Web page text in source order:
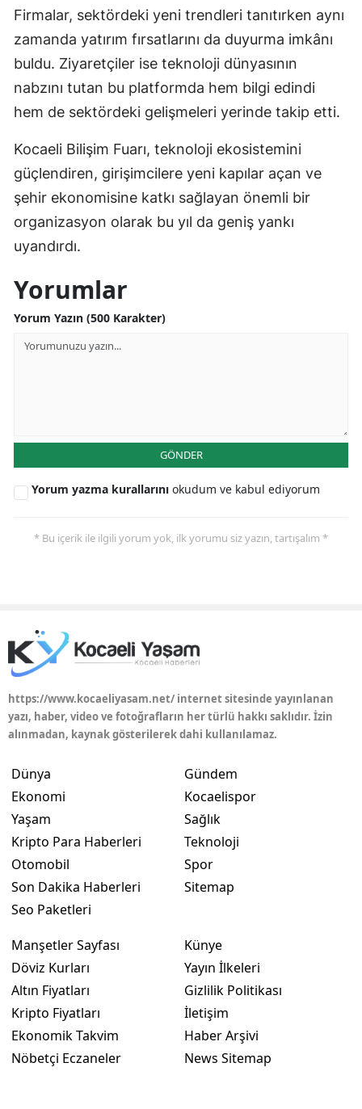
Firmalar, sektördeki yeni trendleri tanıtırken aynı
zamanda yatırım fırsatlarını da duyurma imkânı
buldu. Ziyaretçiler ise teknoloji dünyasının
nabzını tutan bu platformda hem bilgi edindi
hem de sektördeki gelişmeleri yerinde takip etti.
Kocaeli Bilişim Fuarı, teknoloji ekosistemini
güçlendiren, girişimcilere yeni kapılar açan ve
şehir ekonomisine katkı sağlayan önemli bir
organizasyon olarak bu yıl da geniş yankı
uyandırdı.
Yorumlar
Yorum Yazın (500 Karakter)
GÖNDER
Yorum yazma kurallarını okudum ve kabul ediyorum
* Bu içerik ile ilgili yorum yok, ilk yorumu siz yazın, tartışalım *
https://www.kocaeliyasam.net/ internet sitesinde yayınlanan
yazı, haber, video ve fotoğrafların her türlü hakkı saklıdır. İzin
alınmadan, kaynak gösterilerek dahi kullanılamaz.
Dünya
Ekonomi
Yaşam
Kripto Para Haberleri
Otomobil
Son Dakika Haberleri
Seo Paketleri
Gündem
Kocaelispor
Sağlık
Teknoloji
Spor
Sitemap
Manşetler Sayfası
Döviz Kurları
Altın Fiyatları
Kripto Fiyatları
Ekonomik Takvim
Nöbetçi Eczaneler
Künye
Yayın İlkeleri
Gizlilik Politikası
İletişim
Haber Arşivi
News Sitemap